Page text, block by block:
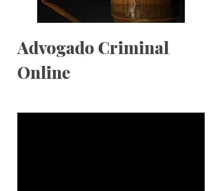
Advogado Criminal
Online